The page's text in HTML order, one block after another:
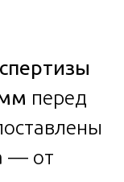
перед
— от